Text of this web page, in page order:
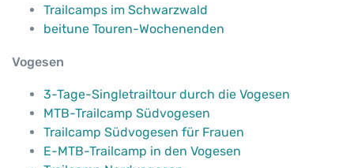
Trailcamps im Schwarzwald
beitune Touren-Wochenenden
Vogesen
3-Tage-Singletrailtour durch die Vogesen
MTB-Trailcamp Südvogesen
Trailcamp Südvogesen für Frauen
E-MTB-Trailcamp in den Vogesen